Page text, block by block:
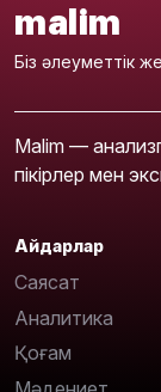
malim
Біз әлеуметтік
Malim —
пікірлер мен
Айдарлар
Саясат
Аналитика
Қоғам